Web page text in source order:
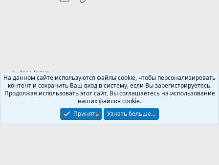
Inno Setup
Russian (RU)
Условия и правила
Политика конфиденциальности
Помощь
На данном сайте используются файлы cookie, чтобы персонализировать
контент и сохранить Ваш вход в систему, если Вы зарегистрируетесь.
Продолжая использовать этот сайт, Вы соглашаетесь на использование
наших файлов cookie.
Принять
Узнать больше...